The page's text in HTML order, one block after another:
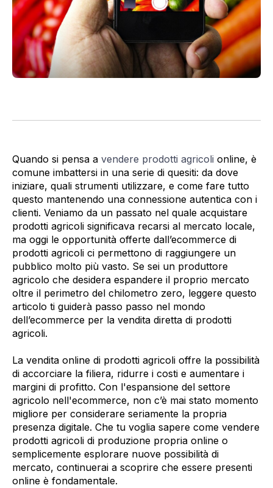
Quando si pensa a vendere prodotti agricoli online, è
comune imbattersi in una serie di quesiti: da dove
iniziare, quali strumenti utilizzare, e come fare tutto
questo mantenendo una connessione autentica con i
clienti. Veniamo da un passato nel quale acquistare
prodotti agricoli significava recarsi al mercato locale,
ma oggi le opportunità offerte dall’ecommerce di
prodotti agricoli ci permettono di raggiungere un
pubblico molto più vasto. Se sei un produttore
agricolo che desidera espandere il proprio mercato
oltre il perimetro del chilometro zero, leggere questo
articolo ti guiderà passo passo nel mondo
dell’ecommerce per la vendita diretta di prodotti
agricoli.
La vendita online di prodotti agricoli offre la possibilità
di accorciare la filiera, ridurre i costi e aumentare i
margini di profitto. Con l'espansione del settore
agricolo nell'ecommerce, non c’è mai stato momento
migliore per considerare seriamente la propria
presenza digitale. Che tu voglia sapere come vendere
prodotti agricoli di produzione propria online o
semplicemente esplorare nuove possibilità di
mercato, continuerai a scoprire che essere presenti
online è fondamentale.